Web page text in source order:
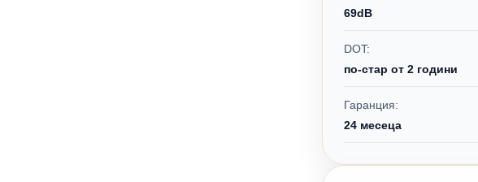
69dB
DOT:
по-стар от 2 години
Гаранция:
24 месеца